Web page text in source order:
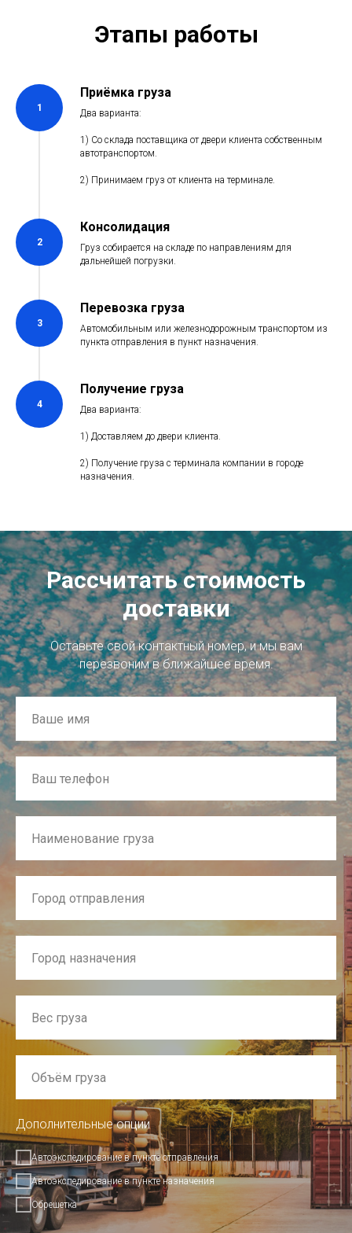
Этапы работы
1
Приёмка груза
Два варианта:
1) Со склада поставщика от двери клиента собственным
автотранспортом.
2) Принимаем груз от клиента на терминале.
2
Консолидация
Груз собирается на складе по направлениям для
дальнейшей погрузки.
3
Перевозка груза
Автомобильным или железнодорожным транспортом из
пункта отправления в пункт назначения.
4
Получение груза
Два варианта:
1) Доставляем до двери клиента.
2) Получение груза с терминала компании в городе
назначения.
Рассчитать стоимость
доставки
Оставьте свой контактный номер, и мы вам
перезвоним в ближайшее время.
Дополнительные опции
Автоэкспедирование в пункте отправления
Автоэкспедирование в пункте назначения
Обрешетка